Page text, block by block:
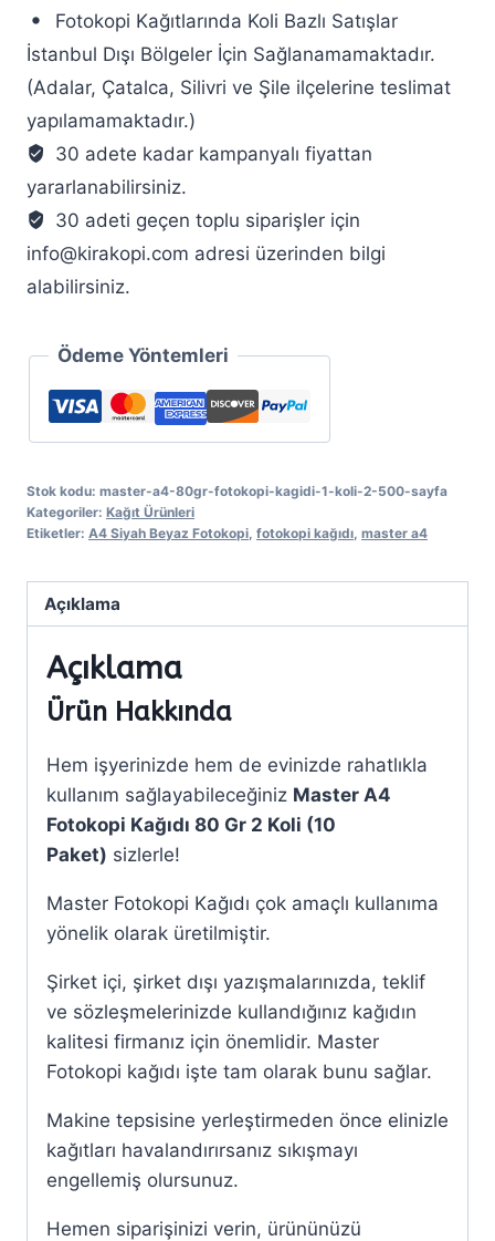
Fotokopi Kağıtlarında Koli Bazlı Satışlar
İstanbul Dışı Bölgeler İçin Sağlanamamaktadır.
(Adalar, Çatalca, Silivri ve Şile ilçelerine teslimat
yapılamamaktadır.)
30 adete kadar kampanyalı fiyattan
yararlanabilirsiniz.
30 adeti geçen toplu siparişler için
info@kirakopi.com adresi üzerinden bilgi
alabilirsiniz.
Ödeme Yöntemleri
Stok kodu: master-a4-80gr-fotokopi-kagidi-1-koli-2-500-sayfa
Kategoriler: Kağıt Ürünleri
Etiketler: A4 Siyah Beyaz Fotokopi fotokopi kağıdı master a4
Açıklama
Açıklama
Ürün Hakkında
Hem işyerinizde hem de evinizde rahatlıkla
kullanım sağlayabileceğiniz Master A4
Fotokopi Kağıdı 80 Gr 2 Koli (10
Paket) sizlerle!
Master Fotokopi Kağıdı çok amaçlı kullanıma
yönelik olarak üretilmiştir.
Şirket içi, şirket dışı yazışmalarınızda, teklif
ve sözleşmelerinizde kullandığınız kağıdın
kalitesi firmanız için önemlidir. Master
Fotokopi kağıdı işte tam olarak bunu sağlar.
Makine tepsisine yerleştirmeden önce elinizle
kağıtları havalandırırsanız sıkışmayı
engellemiş olursunuz.
Hemen siparişinizi verin, ürününüzü